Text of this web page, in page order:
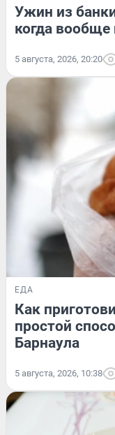
Ужин из
когда вообще
5 августа, 2026, 20:20
ЕДА
Как
простой
Барнаула
5 августа, 2026, 10:38